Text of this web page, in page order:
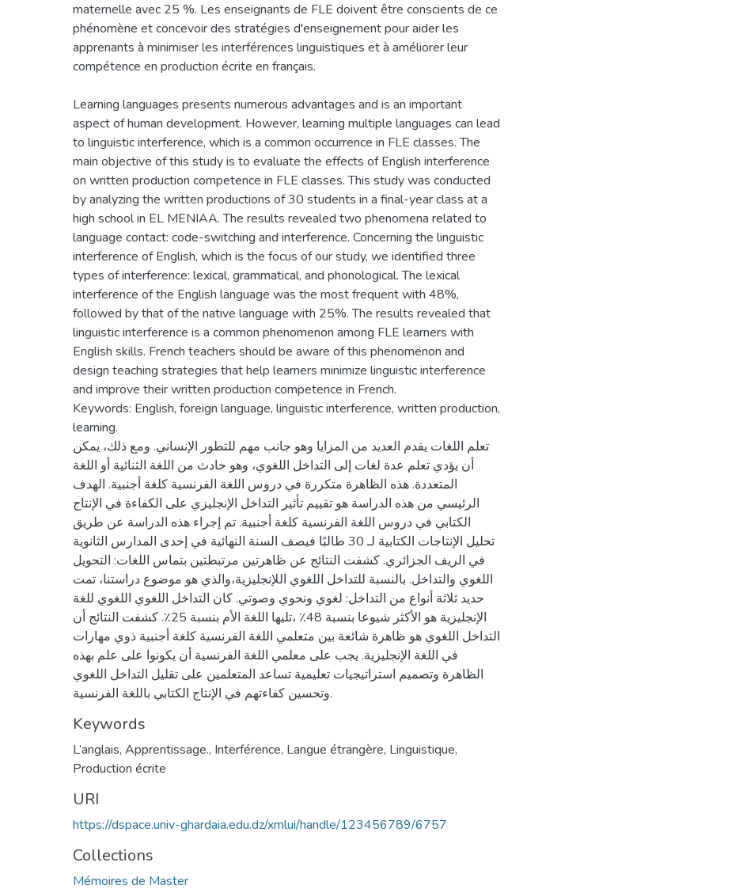
maternelle avec 25 %. Les enseignants de FLE doivent être conscients de ce
phénomène et concevoir des stratégies d'enseignement pour aider les
apprenants à minimiser les interférences linguistiques et à améliorer leur
compétence en production écrite en français.
Learning languages presents numerous advantages and is an important
aspect of human development. However, learning multiple languages can lead
to linguistic interference, which is a common occurrence in FLE classes. The
main objective of this study is to evaluate the effects of English interference
on written production competence in FLE classes. This study was conducted
by analyzing the written productions of 30 students in a final-year class at a
high school in EL MENIAA. The results revealed two phenomena related to
language contact: code-switching and interference. Concerning the linguistic
interference of English, which is the focus of our study, we identified three
types of interference: lexical, grammatical, and phonological. The lexical
interference of the English language was the most frequent with 48%,
followed by that of the native language with 25%. The results revealed that
linguistic interference is a common phenomenon among FLE learners with
English skills. French teachers should be aware of this phenomenon and
design teaching strategies that help learners minimize linguistic interference
and improve their written production competence in French.
Keywords: English, foreign language, linguistic interference, written production,
learning.
تعلم اللغات يقدم العديد من المزايا وهو جانب مهم للتطور الإنساني. ومع ذلك، يمكن
أن يؤدي تعلم عدة لغات إلى التداخل اللغوي، وهو حادث من اللغة الثنائية أو اللغة
المتعددة. هذه الظاهرة متكررة في دروس اللغة الفرنسية كلغة أجنبية. الهدف
الرئيسي من هذه الدراسة هو تقييم تأثير التداخل الإنجليزي على الكفاءة في الإنتاج
الكتابي في دروس اللغة الفرنسية كلغة أجنبية. تم إجراء هذه الدراسة عن طريق
تحليل الإنتاجات الكتابية لـ 30 طالبًا فيصف السنة النهائية في إحدى المدارس الثانوية
في الريف الجزائري. كشفت النتائج عن ظاهرتين مرتبطتين بتماس اللغات: التحويل
اللغوي والتداخل. بالنسبة للتداخل اللغوي اللإنجليزية،والذي هو موضوع دراستنا، تمت
حديد ثلاثة أنواع من التداخل: لغوي ونحوي وصوتي. كان التداخل اللغوي اللغوي للغة
الإنجليزية هو الأكثر شيوعا بنسبة 48٪ ،تليها اللغة الأم بنسبة 25٪. كشفت النتائج أن
التداخل اللغوي هو ظاهرة شائعة بين متعلمي اللغة الفرنسية كلغة أجنبية ذوي مهارات
في اللغة الإنجليزية. يجب على معلمي اللغة الفرنسية أن يكونوا على علم بهذه
الظاهرة وتصميم استراتيجيات تعليمية تساعد المتعلمين على تقليل التداخل اللغوي
وتحسين كفاءتهم في الإنتاج الكتابي باللغة الفرنسية.
Keywords
L’anglais, Apprentissage., Interférence, Langue étrangère, Linguistique,
Production écrite
URI
https://dspace.univ-ghardaia.edu.dz/xmlui/handle/123456789/6757
Collections
Mémoires de Master